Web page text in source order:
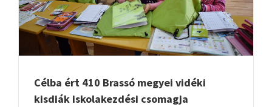
Célba ért 410 Brassó megyei vidéki
kisdiák iskolakezdési csomagja